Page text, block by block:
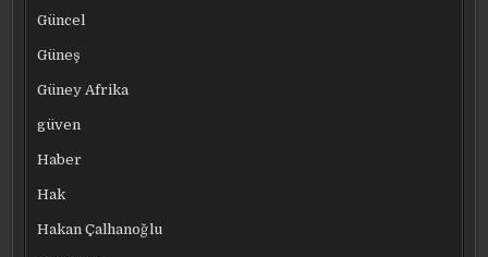
Güncel
Güneş
Güney Afrika
güven
Haber
Hak
Hakan Çalhanoğlu